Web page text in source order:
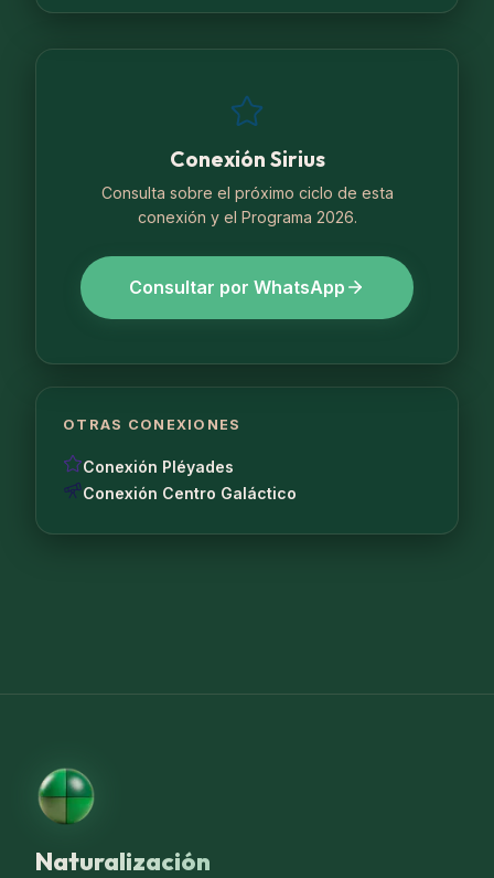
Conexión Sirius
Consulta sobre el próximo ciclo de esta
conexión y el Programa 2026.
Consultar por WhatsApp
OTRAS CONEXIONES
Conexión Pléyades
Conexión Centro Galáctico
Naturalización